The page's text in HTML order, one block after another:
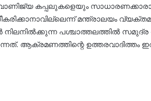
വാണിജ്യ കപ്പലുകളെയും
മന്ത്രാലയം
പശ്ചാത്തലത്തിൽ സമുദ്ര
ആക്രമണത്തിന്റെ ഉത്തരവാദിത്തം